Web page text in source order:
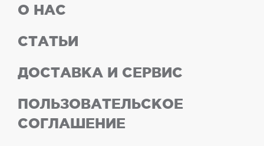
О НАС
СТАТЬИ
ДОСТАВКА И СЕРВИС
ПОЛЬЗОВАТЕЛЬСКОЕ
СОГЛАШЕНИЕ